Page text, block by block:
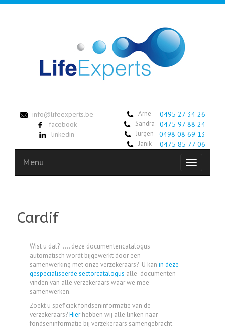
info@lifeexperts.be
facebook
linkedin
Arne 0495 27 34 26
Sandra 0475 97 88 24
Jurgen 0498 08 69 13
Janik 0475 85 77 06
Toggle
Menu
Cardif
Wist u dat? .... deze documentencatalogus
automatisch wordt bijgewerkt door een
samenwerking met onze verzekeraars? U kan in deze
gespecialiseerde sectorcatalogus alle documenten
vinden van alle verzekeraars waar we mee
samenwerken.
Zoekt u speficiek fondseninformatie van de
verzekeraars?Hier hebben wij alle linken naar
fondseninformatie bij verzekeraars samengebracht.